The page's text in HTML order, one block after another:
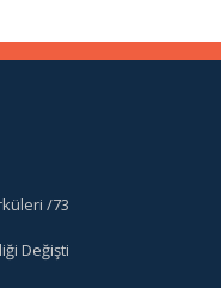
/73
Değişti